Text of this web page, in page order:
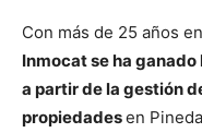
Con más de 25 años
Inmocat se ha
a partir de la gestión
propiedadesen